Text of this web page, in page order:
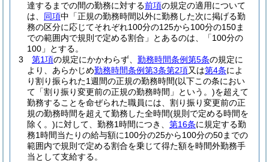
達するまでの間の勤務に対する前項の規定の適用について
は、 同項中「正規の勤務時間以外に勤務した次に掲げる勤
務の区分に応じてそれぞれ100分の125から100分の150ま
での範囲内で規則で定める割合」とあるのは、「100分の
100」とする。
3
第1項の規定にかかわらず、 勤務時間条例第5条の規定に
より、あらかじめ勤務時間条例第3条第2項又は第4条によ
り割り振られた1週間の正規の勤務時間(以下この条におい
て「割り振り変更前の正規の勤務時間」という。)を超えて
勤務することを命ぜられた職員には、割り振り変更前の正
規の勤務時間を超えて勤務した全時間(規則で定める時間を
除く。)に対して、勤務1時間につき、 第16条に規定する勤
務1時間当たりの給与額に100分の25から100分の50までの
範囲内で規則で定める割合を乗じて得た額を時間外勤務手
当として支給する。